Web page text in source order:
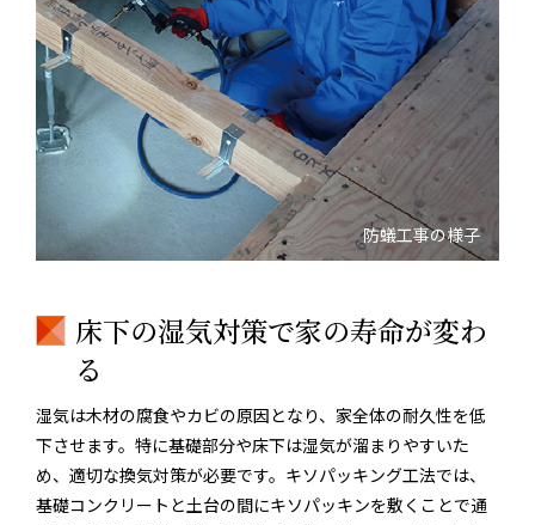
防蟻工事の様子
床下の湿気対策で家の寿命が変わ
る
湿気は木材の腐食やカビの原因となり、家全体の耐久性を低
下させます。特に基礎部分や床下は湿気が溜まりやすいた
め、適切な換気対策が必要です。キソパッキング工法では、
基礎コンクリートと土台の間にキソパッキンを敷くことで通